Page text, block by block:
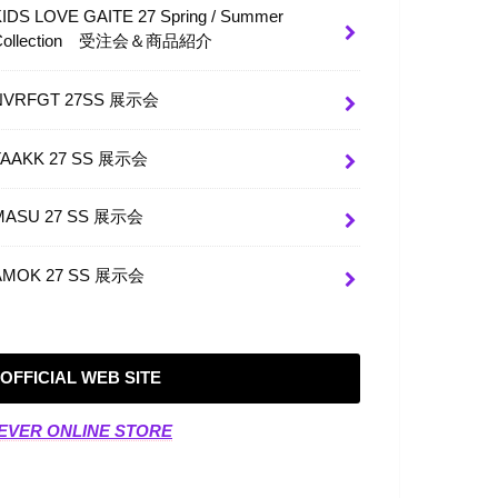
LOVE GAITE 27 Spring / Summer
受注会＆商品紹介
27SS 展示会
27 SS 展示会
27 SS 展示会
27 SS 展示会
OFFICIAL WEB SITE
ONLINE STORE